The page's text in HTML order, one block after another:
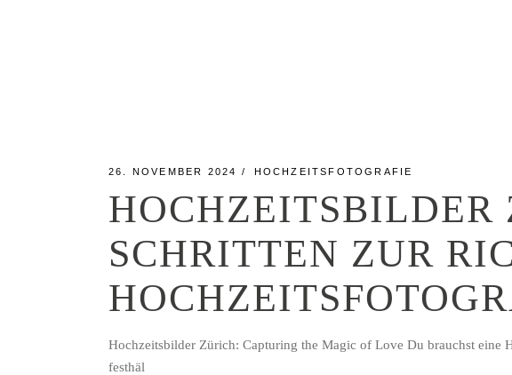
26. NOVEMBER 2024 HOCHZEITSFOTOGRAFIE
SCHRITTEN ZUR
Hochzeitsbilder Zürich: Capturing the Magic of Love Du brauchst
festhäl